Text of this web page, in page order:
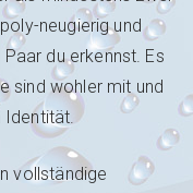
neugierig und
du erkennst. Es
sind wohler mit und
Identität.
vollständige